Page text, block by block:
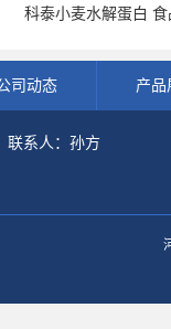
科泰小麦水解蛋白
司动态 产品
联系人：孙方